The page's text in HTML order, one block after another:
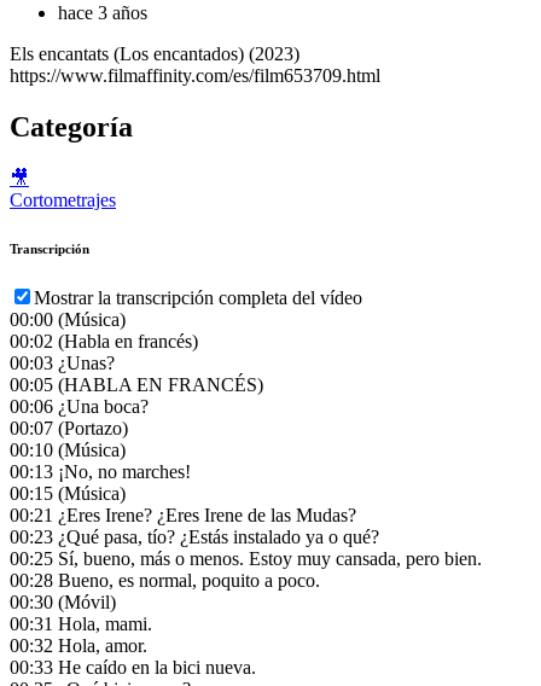
hace 3 años
Els encantats (Los encantados) (2023)
https://www.filmaffinity.com/es/film653709.html
Categoría
🎥
Cortometrajes
Transcripción
Mostrar la transcripción completa del vídeo
00:00 (Música)
00:02 (Habla en francés)
00:03 ¿Unas?
00:05 (HABLA EN FRANCÉS)
00:06 ¿Una boca?
00:07 (Portazo)
00:10 (Música)
00:13 ¡No, no marches!
00:15 (Música)
00:21 ¿Eres Irene? ¿Eres Irene de las Mudas?
00:23 ¿Qué pasa, tío? ¿Estás instalado ya o qué?
00:25 Sí, bueno, más o menos. Estoy muy cansada, pero bien.
00:28 Bueno, es normal, poquito a poco.
00:30 (Móvil)
00:31 Hola, mami.
00:32 Hola, amor.
00:33 He caído en la bici nueva.